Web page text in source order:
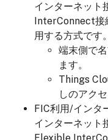
インターネット
InterConnect接
用する方式です。
端末側で
ます。
Things
しのアク
FIC利用/インタ
インターネット